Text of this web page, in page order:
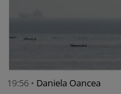
19:56 • Daniela Oancea